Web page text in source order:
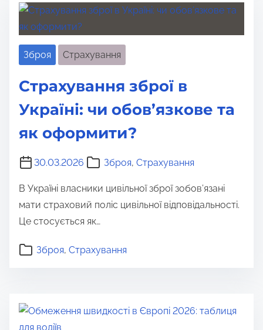
Зброя Страхування
Страхування зброї в
Україні: чи обов’язкове та
як оформити?
30.03.2026 Зброя, Страхування
В Україні власники цивільної зброї зобов’язані
мати страховий поліс цивільної відповідальності.
Це стосується як…
Зброя, Страхування